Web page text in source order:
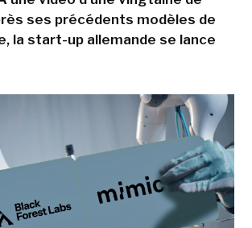
ses précédents modèles de
la start-up allemande se lance